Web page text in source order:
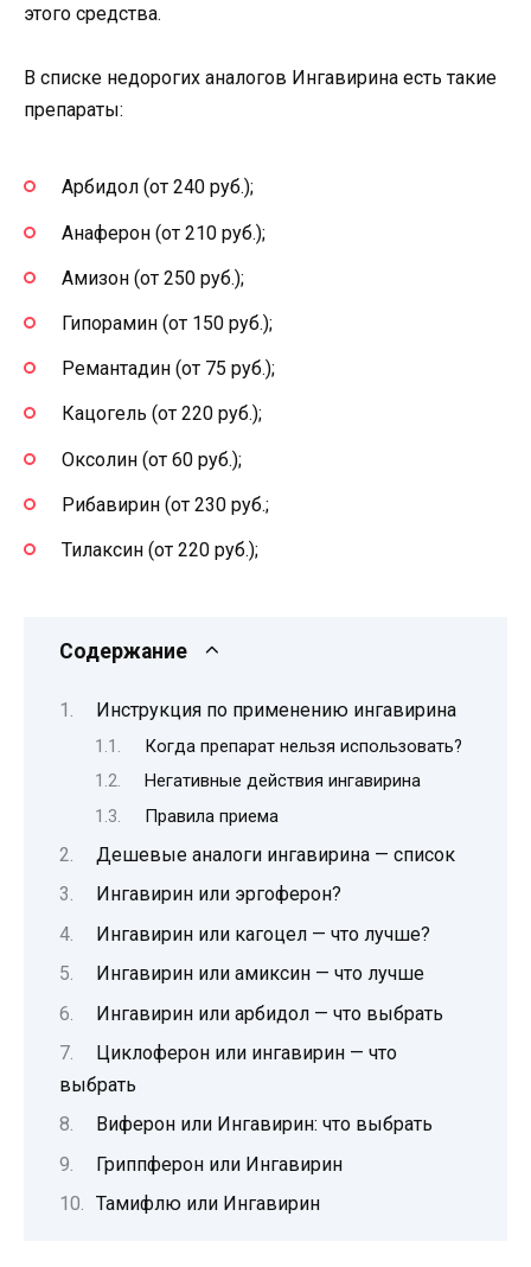
этого средства.
В списке недорогих аналогов Ингавирина есть такие
препараты:
Арбидол (от 240 руб.);
Анаферон (от 210 руб.);
Амизон (от 250 руб.);
Гипорамин (от 150 руб.);
Ремантадин (от 75 руб.);
Кацогель (от 220 руб.);
Оксолин (от 60 руб.);
Рибавирин (от 230 руб.;
Тилаксин (от 220 руб.);
Содержание
Инструкция по применению ингавирина
Когда препарат нельзя использовать?
Негативные действия ингавирина
Правила приема
Дешевые аналоги ингавирина — список
Ингавирин или эргоферон?
Ингавирин или кагоцел — что лучше?
Ингавирин или амиксин — что лучше
Ингавирин или арбидол — что выбрать
Циклоферон или ингавирин — что
выбрать
Виферон или Ингавирин: что выбрать
Гриппферон или Ингавирин
Тамифлю или Ингавирин